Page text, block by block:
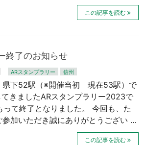
この記事を読む
終了のお知らせ
ARスタンプラリー 信州
下52駅（※開催当初 現在53駅）で
きましたARスタンプラリー2023で
って終了となりました。 今回も、た
参加いただき誠にありがとうござい …
この記事を読む